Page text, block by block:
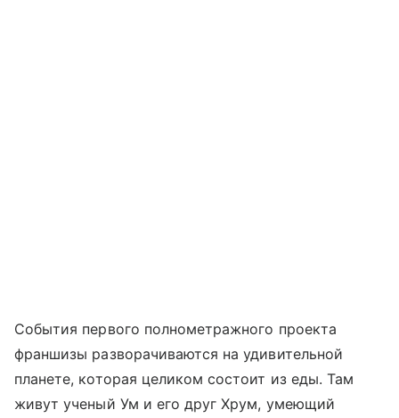
События первого полнометражного проекта
франшизы разворачиваются на удивительной
планете, которая целиком состоит из еды. Там
живут ученый Ум и его друг Хрум, умеющий